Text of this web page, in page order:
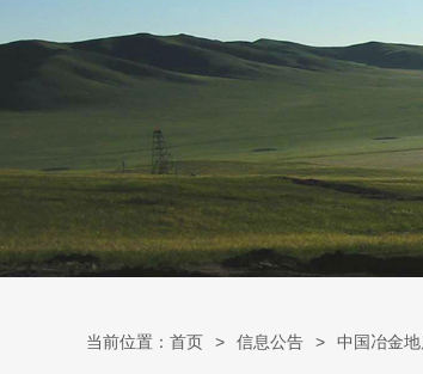
当前位置：首页 信息公告 中国冶金